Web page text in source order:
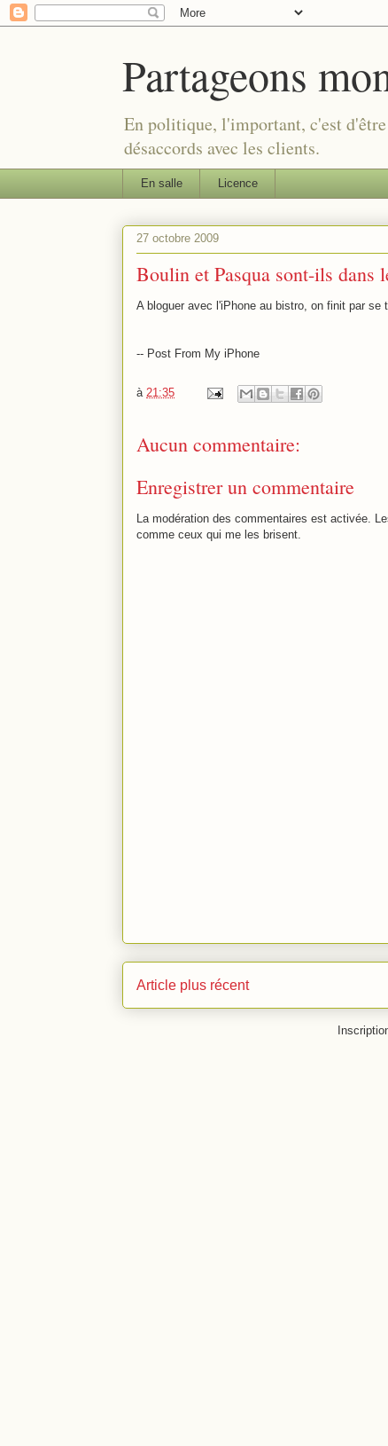
Partageons
En politique, l'important, c'est
désaccords avec les clients.
En salle Licence
27 octobre 2009
Boulin et Pasqua sont-ils dans
A bloguer avec l'iPhone au bistro, on finit par
-- Post From My iPhone
à 21:35
Aucun commentaire:
Enregistrer un commentaire
La modération des commentaires est activée.
comme ceux qui me les brisent.
Article plus récent